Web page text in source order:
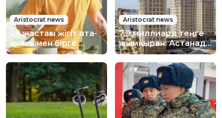
Aristocrat news
28 жастағы жігіт ата-
анасымен бірге
тұрып, миллиондап
ақша тапқан
Aristocrat news
7,9 миллиард теңге
жымқырған: Астанада
құрылыс
компаниясы өкілдері
қамауға алынды